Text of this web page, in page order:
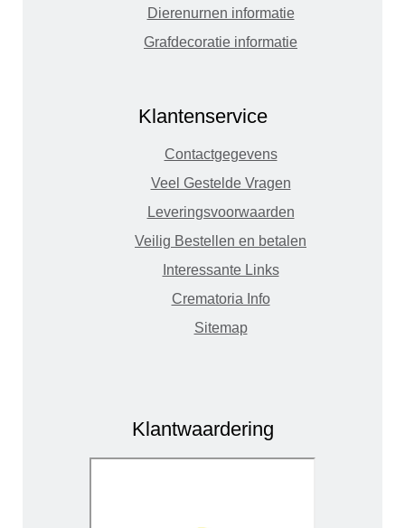
Dierenurnen informatie
Grafdecoratie informatie
Klantenservice
Contactgegevens
Veel Gestelde Vragen
Leveringsvoorwaarden
Veilig Bestellen en betalen
Interessante Links
Crematoria Info
Sitemap
Klantwaardering